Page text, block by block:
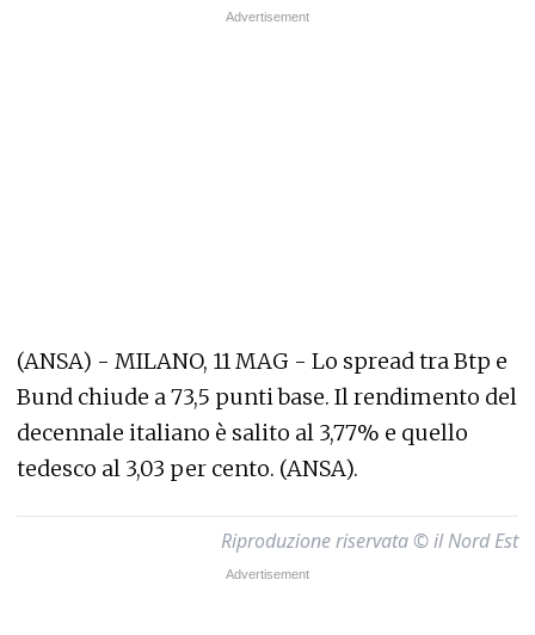
(ANSA) - MILANO, 11 MAG - Lo spread tra Btp e
Bund chiude a 73,5 punti base. Il rendimento del
decennale italiano è salito al 3,77% e quello
tedesco al 3,03 per cento. (ANSA).
Riproduzione riservata © il Nord Est